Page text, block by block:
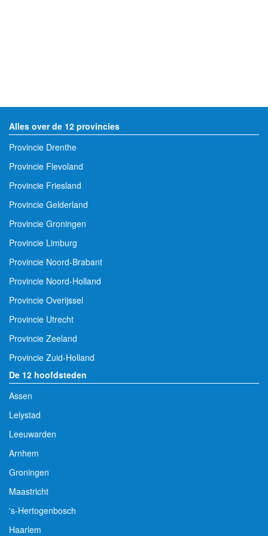
Alles over de 12 provincies
Provincie Drenthe
Provincie Flevoland
Provincie Friesland
Provincie Gelderland
Provincie Groningen
Provincie Limburg
Provincie Noord-Brabant
Provincie Noord-Holland
Provincie Overijssel
Provincie Utrecht
Provincie Zeeland
Provincie Zuid-Holland
De 12 hoofdsteden
Assen
Lelystad
Leeuwarden
Arnhem
Groningen
Maastricht
's-Hertogenbosch
Haarlem